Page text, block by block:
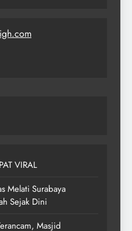
VIRAL
Melati Surabaya
Sejak Dini
Masjid